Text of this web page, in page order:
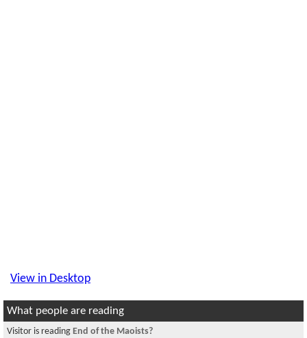
View in Desktop
What people are reading
Visitor is reading End of the Maoists?